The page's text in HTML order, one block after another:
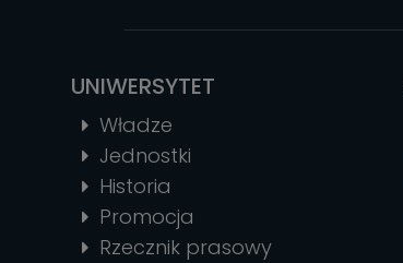
UNIWERSYTET
Władze
Jednostki
Historia
Promocja
Rzecznik prasowy